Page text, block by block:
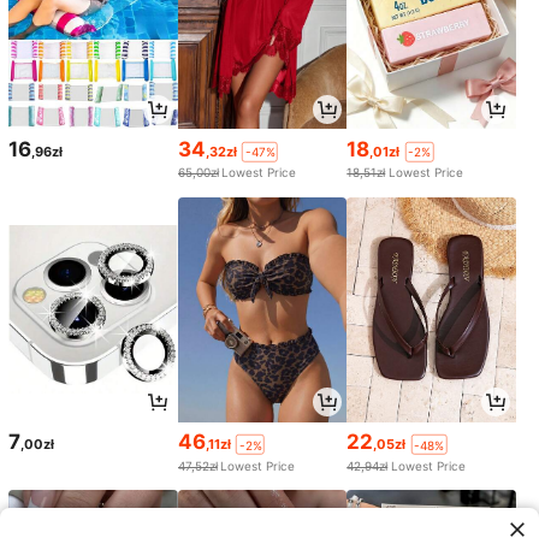
16 ,96zł 34 ,32zł
-47%
65,00zł Lowest Price
18 ,01zł
-2%
18,51zł Lowest Price
7 ,00zł 46,11zł
-2%
47,52zł Lowest Price
22 ,05zł
-48%
42,94zł Lowest Price